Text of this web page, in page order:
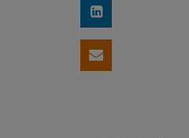
Compartir en
Compartir